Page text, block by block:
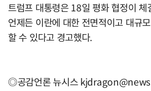
트럼프 대통령은 18일 평화 협정이 체
언제든 이란에 대한 전면적이고 대규
할 수 있다고 경고했다.
◎공감언론 뉴시스